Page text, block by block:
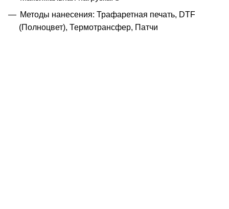
Методы нанесения: Трафаретная печать, DTF
(Полноцвет), Термотрансфер, Патчи